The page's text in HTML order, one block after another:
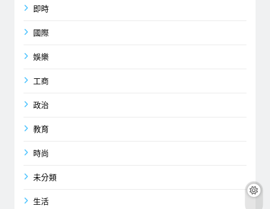
即時
國際
娛樂
工商
政治
教育
時尚
未分類
生活